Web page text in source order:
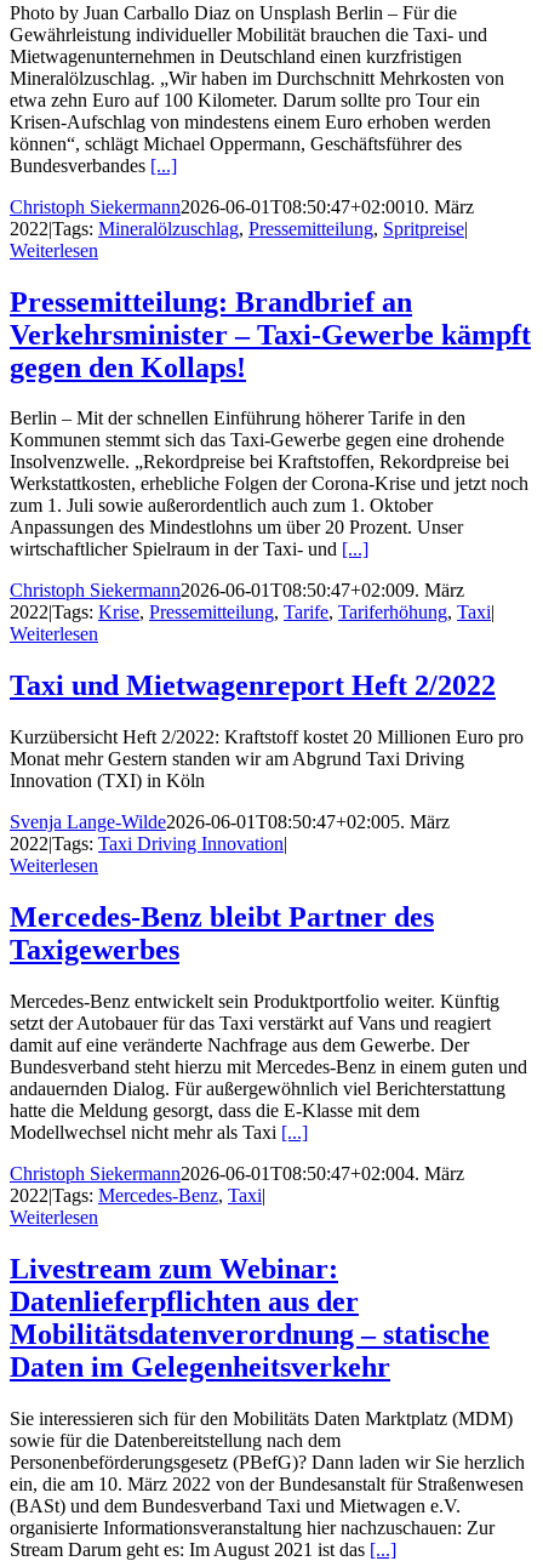
Photo by Juan Carballo Diaz on Unsplash Berlin – Für die
Gewährleistung individueller Mobilität brauchen die Taxi- und
Mietwagenunternehmen in Deutschland einen kurzfristigen
Mineralölzuschlag. „Wir haben im Durchschnitt Mehrkosten von
etwa zehn Euro auf 100 Kilometer. Darum sollte pro Tour ein
Krisen-Aufschlag von mindestens einem Euro erhoben werden
können“, schlägt Michael Oppermann, Geschäftsführer des
Bundesverbandes [...]
Christoph Siekermann2026-06-01T08:50:47+02:0010. März
2022|Tags: Mineralölzuschlag, Pressemitteilung, Spritpreise|
Weiterlesen
Pressemitteilung: Brandbrief an
Verkehrsminister – Taxi-Gewerbe kämpft
gegen den Kollaps!
Berlin – Mit der schnellen Einführung höherer Tarife in den
Kommunen stemmt sich das Taxi-Gewerbe gegen eine drohende
Insolvenzwelle. „Rekordpreise bei Kraftstoffen, Rekordpreise bei
Werkstattkosten, erhebliche Folgen der Corona-Krise und jetzt noch
zum 1. Juli sowie außerordentlich auch zum 1. Oktober
Anpassungen des Mindestlohns um über 20 Prozent. Unser
wirtschaftlicher Spielraum in der Taxi- und [...]
Christoph Siekermann2026-06-01T08:50:47+02:009. März
2022|Tags: Krise, Pressemitteilung, Tarife, Tariferhöhung, Taxi|
Weiterlesen
Taxi und Mietwagenreport Heft 2/2022
Kurzübersicht Heft 2/2022: Kraftstoff kostet 20 Millionen Euro pro
Monat mehr Gestern standen wir am Abgrund Taxi Driving
Innovation (TXI) in Köln
Svenja Lange-Wilde2026-06-01T08:50:47+02:005. März
2022|Tags: Taxi Driving Innovation|
Weiterlesen
Mercedes-Benz bleibt Partner des
Taxigewerbes
Mercedes-Benz entwickelt sein Produktportfolio weiter. Künftig
setzt der Autobauer für das Taxi verstärkt auf Vans und reagiert
damit auf eine veränderte Nachfrage aus dem Gewerbe. Der
Bundesverband steht hierzu mit Mercedes-Benz in einem guten und
andauernden Dialog. Für außergewöhnlich viel Berichterstattung
hatte die Meldung gesorgt, dass die E-Klasse mit dem
Modellwechsel nicht mehr als Taxi [...]
Christoph Siekermann2026-06-01T08:50:47+02:004. März
2022|Tags: Mercedes-Benz, Taxi|
Weiterlesen
Livestream zum Webinar:
Datenlieferpflichten aus der
Mobilitätsdatenverordnung – statische
Daten im Gelegenheitsverkehr
Sie interessieren sich für den Mobilitäts Daten Marktplatz (MDM)
sowie für die Datenbereitstellung nach dem
Personenbeförderungsgesetz (PBefG)? Dann laden wir Sie herzlich
ein, die am 10. März 2022 von der Bundesanstalt für Straßenwesen
(BASt) und dem Bundesverband Taxi und Mietwagen e.V.
organisierte Informationsveranstaltung hier nachzuschauen: Zur
Stream Darum geht es: Im August 2021 ist das [...]